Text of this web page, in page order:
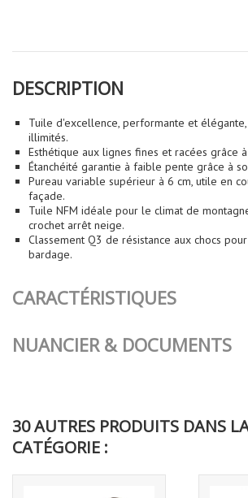
DESCRIPTION
Tuile d'excellence, performante et élégante,
illimités.
Esthétique aux lignes fines et racées grâce
Étanchéité garantie à faible pente grâce à
Pureau variable supérieur à 6 cm, utile en
façade.
Tuile NFM idéale pour le climat de
crochet arrêt neige.
Classement Q3 de résistance aux chocs
bardage.
CARACTÉRISTIQUES
NUANCIER & DOCUMENTS
30 AUTRES PRODUITS DANS
CATÉGORIE :